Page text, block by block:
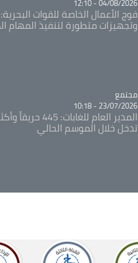
فوج الأعمال الخاصة للقوات
وتجهيزات متطورة لتنفيذ المهام
Catégorie
مجتمع
23/07/2026 - 10:18
تدخل خلال الموسم الحالي